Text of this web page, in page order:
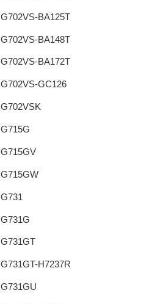
G702VS-BA125T
G702VS-BA148T
G702VS-BA172T
G702VS-GC126
G702VSK
G715G
G715GV
G715GW
G731
G731G
G731GT
G731GT-H7237R
G731GU